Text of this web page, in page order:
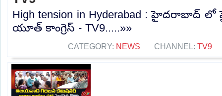
High tension in Hyderabad : హైదరాబాద్ లో
యూత్‌ కాంగ్రెస్‌ - TV9.....»»
CATEGORY: NEWS CHANNEL: TV9